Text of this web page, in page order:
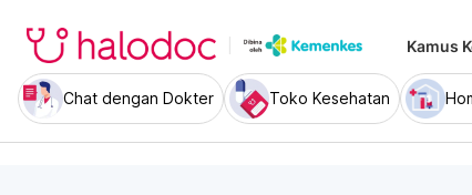
Kamus
Chat dengan Dokter Toko Kesehatan